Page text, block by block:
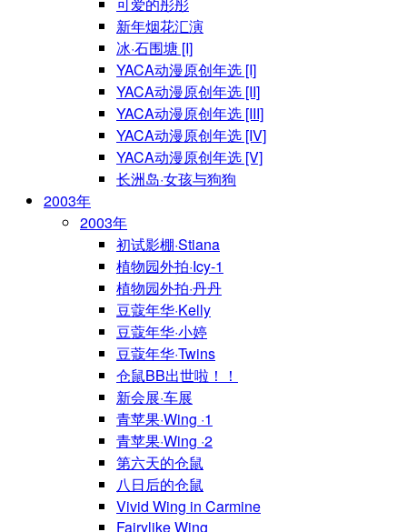
可爱的彤彤
新年烟花汇演
冰·石围塘 [I]
YACA动漫原创年选 [I]
YACA动漫原创年选 [II]
YACA动漫原创年选 [III]
YACA动漫原创年选 [IV]
YACA动漫原创年选 [V]
长洲岛·女孩与狗狗
2003年
2003年
初试影棚·Stiana
植物园外拍·Icy-1
植物园外拍·丹丹
豆蔻年华·Kelly
豆蔻年华·小婷
豆蔻年华·Twins
仓鼠BB出世啦！！
新会展·车展
青苹果·Wing ·1
青苹果·Wing ·2
第六天的仓鼠
八日后的仓鼠
Vivid Wing in Carmine
Fairylike Wing